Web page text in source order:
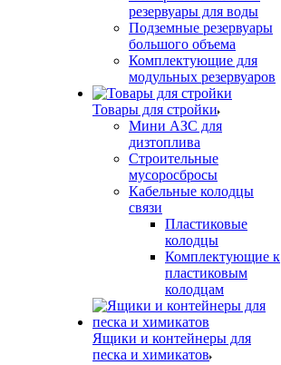
резервуары для воды
Подземные резервуары
большого объема
Комплектующие для
модульных резервуаров
Товары для стройки
Мини АЗС для
дизтоплива
Строительные
мусоросбросы
Кабельные колодцы
связи
Пластиковые
колодцы
Комплектующие к
пластиковым
колодцам
Ящики и контейнеры для
песка и химикатов